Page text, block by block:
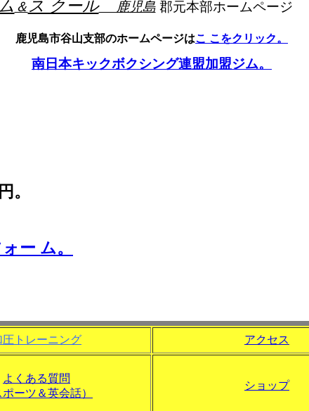
＆ ス クール鹿児島郡元本部ホームページ
鹿児島市谷山支部のホームページはこ こをクリック。
南日本キックボクシング連盟加盟ジム。
。
ー ム。
圧トレーニング アクセス
よくある質問
ポーツ＆英会話）
ショップ